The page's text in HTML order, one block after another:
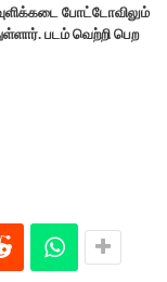
போட்டோவிலும்
படம் வெற்றி பெற